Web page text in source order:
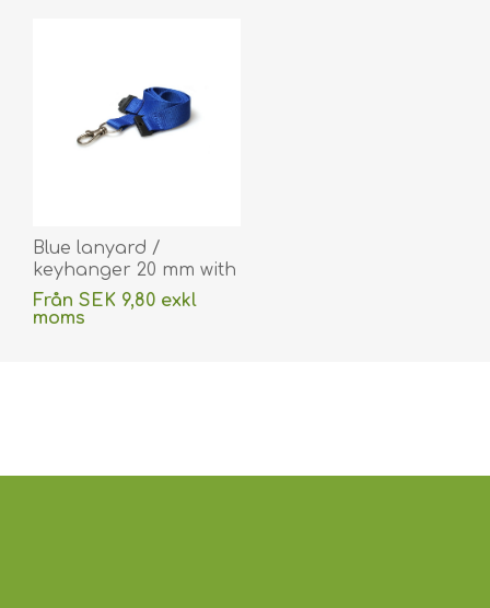
Blue lanyard /
keyhanger 20 mm with
metal trigger clip.
60270747
Från SEK 9,80 exkl
moms